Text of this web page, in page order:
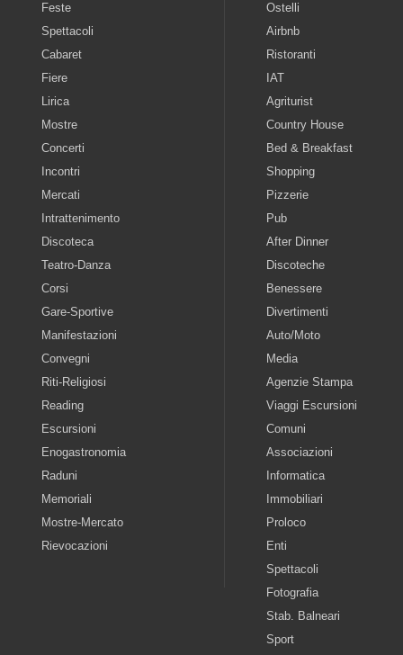
Feste
Spettacoli
Cabaret
Fiere
Lirica
Mostre
Concerti
Incontri
Mercati
Intrattenimento
Discoteca
Teatro-Danza
Corsi
Gare-Sportive
Manifestazioni
Convegni
Riti-Religiosi
Reading
Escursioni
Enogastronomia
Raduni
Memoriali
Mostre-Mercato
Rievocazioni
Ostelli
Airbnb
Ristoranti
IAT
Agriturist
Country House
Bed & Breakfast
Shopping
Pizzerie
Pub
After Dinner
Discoteche
Benessere
Divertimenti
Auto/Moto
Media
Agenzie Stampa
Viaggi Escursioni
Comuni
Associazioni
Informatica
Immobiliari
Proloco
Enti
Spettacoli
Fotografia
Stab. Balneari
Sport